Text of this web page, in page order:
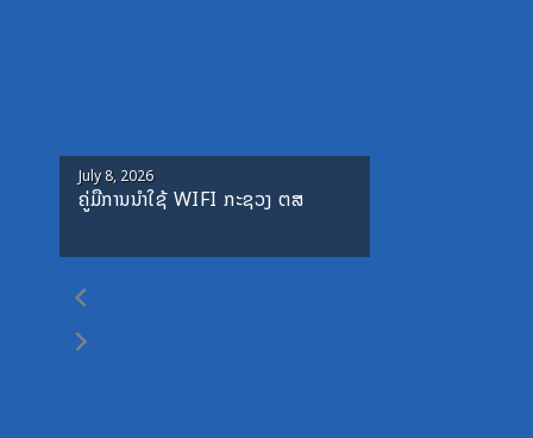
Posted
on
July 8, 2026
ຄູ່ມືການນຳໃຊ້ WIFI ກະຊວງ ຕສ